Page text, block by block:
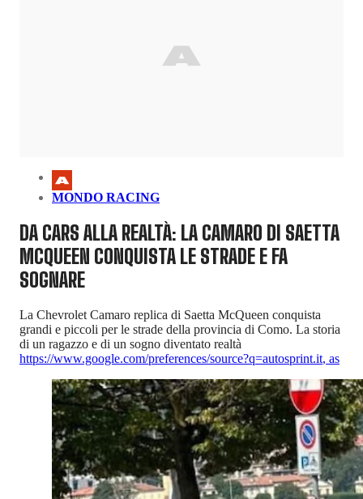
MONDO RACING
DA CARS ALLA REALTÀ: LA CAMARO DI SAETTA
MCQUEEN CONQUISTA LE STRADE E FA
SOGNARE
La Chevrolet Camaro replica di Saetta McQueen conquista
grandi e piccoli per le strade della provincia di Como. La storia
di un ragazzo e di un sogno diventato realtà
https://www.google.com/preferences/source?q=autosprint.it, as